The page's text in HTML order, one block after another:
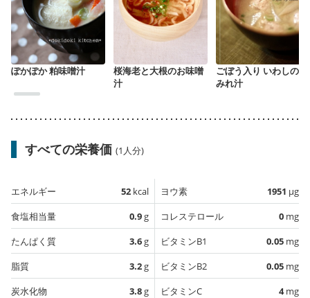
ぽかぽか 粕味噌汁
桜海老と大根のお味噌
汁
ごぼう入り いわしのつ
みれ汁
すべての栄養価 (1人分)
エネルギー 52 kcal
食塩相当量
0.9g
たんぱく質
3.6g
脂質
3.2g
炭水化物
3.8g
ヨウ素 1951 µg
コレステロール
0 mg
ビタミンB1
0.05 mg
ビタミンB2
0.05 mg
ビタミンC
4mg